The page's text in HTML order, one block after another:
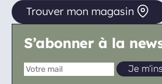
Trouver mon magasin
S’abonner à la